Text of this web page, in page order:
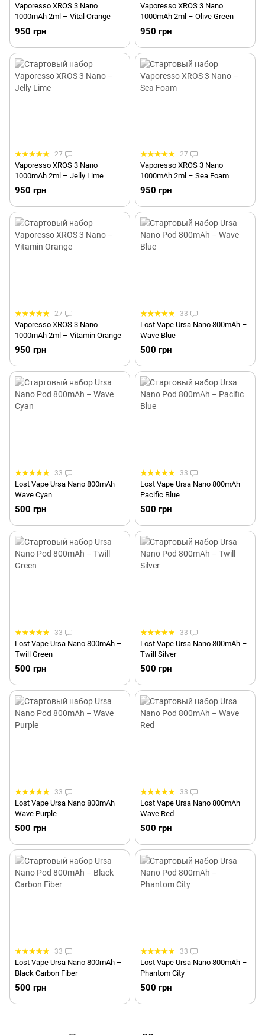
Vaporesso XROS 3 Nano
1000mAh 2ml – Vital Orange
950 грн
Vaporesso XROS 3 Nano
1000mAh 2ml – Olive Green
950 грн
27
Vaporesso XROS 3 Nano
1000mAh 2ml – Jelly Lime
950 грн
27
Vaporesso XROS 3 Nano
1000mAh 2ml – Sea Foam
950 грн
27
Vaporesso XROS 3 Nano
1000mAh 2ml – Vitamin Orange
950 грн
33
Lost Vape Ursa Nano 800mAh –
Wave Blue
500 грн
33
Lost Vape Ursa Nano 800mAh –
Wave Cyan
500 грн
33
Lost Vape Ursa Nano 800mAh –
Pacific Blue
500 грн
33
Lost Vape Ursa Nano 800mAh –
Twill Green
500 грн
33
Lost Vape Ursa Nano 800mAh –
Twill Silver
500 грн
33
Lost Vape Ursa Nano 800mAh –
Wave Purple
500 грн
33
Lost Vape Ursa Nano 800mAh –
Wave Red
500 грн
33
Lost Vape Ursa Nano 800mAh –
Black Carbon Fiber
500 грн
33
Lost Vape Ursa Nano 800mAh –
Phantom City
500 грн